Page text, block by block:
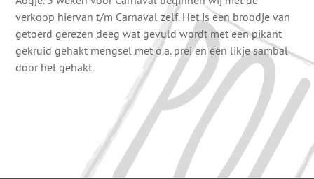
verkoop hiervan t/m Carnaval zelf. Het is een broodje van
getoerd gerezen deeg wat gevuld wordt met een pikant
gekruid gehakt mengsel met o.a. prei en een likje sambal
door het gehakt.